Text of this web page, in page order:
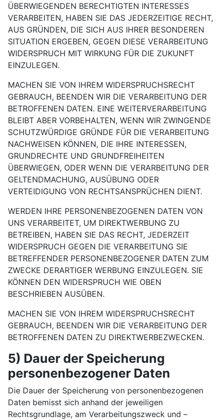
ÜBERWIEGENDEN BERECHTIGTEN INTERESSES
VERARBEITEN, HABEN SIE DAS JEDERZEITIGE RECHT,
AUS GRÜNDEN, DIE SICH AUS IHRER BESONDEREN
SITUATION ERGEBEN, GEGEN DIESE VERARBEITUNG
WIDERSPRUCH MIT WIRKUNG FÜR DIE ZUKUNFT
EINZULEGEN.
MACHEN SIE VON IHREM WIDERSPRUCHSRECHT
GEBRAUCH, BEENDEN WIR DIE VERARBEITUNG DER
BETROFFENEN DATEN. EINE WEITERVERARBEITUNG
BLEIBT ABER VORBEHALTEN, WENN WIR ZWINGENDE
SCHUTZWÜRDIGE GRÜNDE FÜR DIE VERARBEITUNG
NACHWEISEN KÖNNEN, DIE IHRE INTERESSEN,
GRUNDRECHTE UND GRUNDFREIHEITEN
ÜBERWIEGEN, ODER WENN DIE VERARBEITUNG DER
GELTENDMACHUNG, AUSÜBUNG ODER
VERTEIDIGUNG VON RECHTSANSPRÜCHEN DIENT.
WERDEN IHRE PERSONENBEZOGENEN DATEN VON
UNS VERARBEITET, UM DIREKTWERBUNG ZU
BETREIBEN, HABEN SIE DAS RECHT, JEDERZEIT
WIDERSPRUCH GEGEN DIE VERARBEITUNG SIE
BETREFFENDER PERSONENBEZOGENER DATEN ZUM
ZWECKE DERARTIGER WERBUNG EINZULEGEN. SIE
KÖNNEN DEN WIDERSPRUCH WIE OBEN
BESCHRIEBEN AUSÜBEN.
MACHEN SIE VON IHREM WIDERSPRUCHSRECHT
GEBRAUCH, BEENDEN WIR DIE VERARBEITUNG DER
BETROFFENEN DATEN ZU DIREKTWERBEZWECKEN.
5) Dauer der Speicherung
personenbezogener Daten
Die Dauer der Speicherung von personenbezogenen
Daten bemisst sich anhand der jeweiligen
Rechtsgrundlage, am Verarbeitungszweck und –